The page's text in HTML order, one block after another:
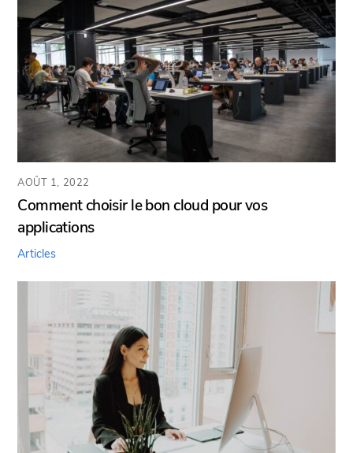
AOÛT 1, 2022
Comment choisir le bon cloud pour vos
applications
Articles